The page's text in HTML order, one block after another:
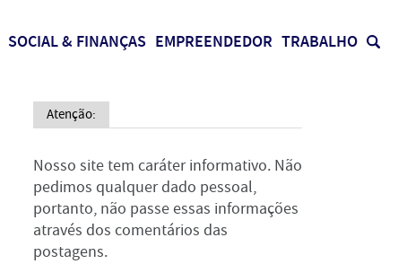
SOCIAL & FINANÇAS EMPREENDEDOR TRABALHO
Atenção:
Nosso site tem caráter informativo. Não
pedimos qualquer dado pessoal,
portanto, não passe essas informações
através dos comentários das
postagens.